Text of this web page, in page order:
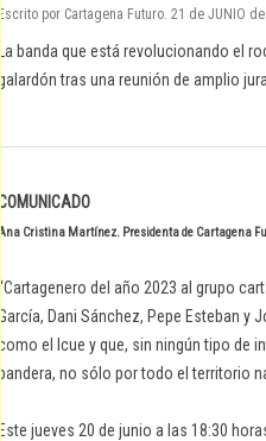
Escrito por Cartagena Futuro. 21 de JUNIO
La banda que está revolucionando el
galardón tras una reunión de amplio
COMUNICADO
Ana Cristina Martínez. Presidenta de Cartagena
“Cartagenero del año 2023 al grupo
García, Dani Sánchez, Pepe Esteban
como el Icue y que, sin ningún tipo de
bandera, no sólo por todo el territorio
Este jueves 20 de junio a las 18:30